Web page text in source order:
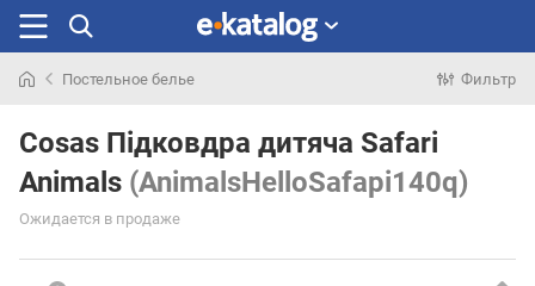
раньше
Постельное белье Фильтр
Cosas Підковдра дитяча Safari
Animals (AnimalsHelloSafapi140q)
Ожидается в продаже